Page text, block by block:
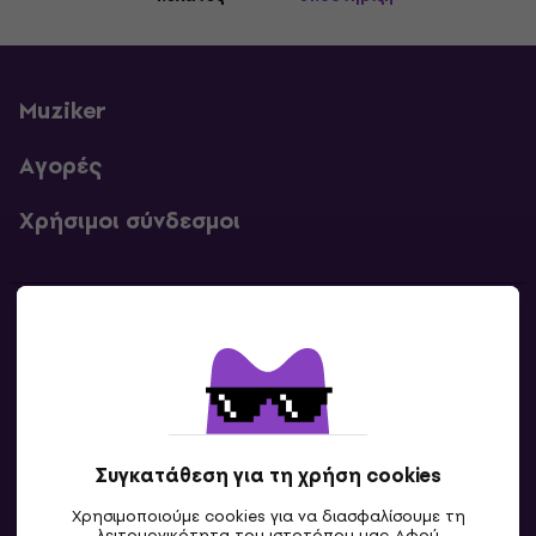
Συγκατάθεση για τη χρήση cookies
Χρησιμοποιούμε cookies για να διασφαλίσουμε τη
Muziker
Αγορές
Χρήσιμοι σύνδεσμοι
Επικοινωνία